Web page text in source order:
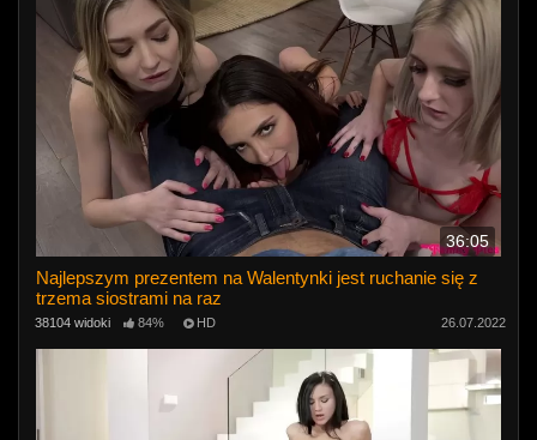
36:05
Najlepszym prezentem na Walentynki jest ruchanie się z
trzema siostrami na raz
38104 widoki 84% HD 26.07.2022